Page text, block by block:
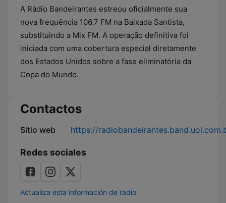
A Rádio Bandeirantes estreou oficialmente sua
nova frequência 106.7 FM na Baixada Santista,
substituindo a Mix FM. A operação definitiva foi
iniciada com uma cobertura especial diretamente
dos Estados Unidos sobre a fase eliminatória da
Copa do Mundo.
Contactos
Sitio web https://
Redes sociales
Actualiza esta información de radio